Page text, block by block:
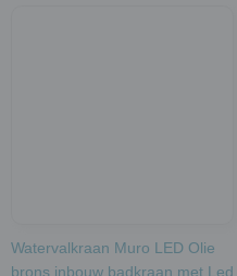
Watervalkraan Muro LED Olie
brons inbouw badkraan met Led